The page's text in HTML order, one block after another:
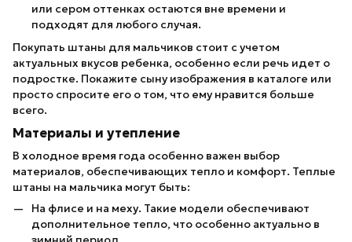
или сером оттенках остаются вне времени и
подходят для любого случая.
Покупать штаны для мальчиков стоит с учетом
актуальных вкусов ребенка, особенно если речь идет о
подростке. Покажите сыну изображения в каталоге или
просто спросите его о том, что ему нравится больше
всего.
Материалы и утепление
В холодное время года особенно важен выбор
материалов, обеспечивающих тепло и комфорт. Теплые
штаны на мальчика могут быть:
На флисе и на меху. Такие модели обеспечивают
дополнительное тепло, что особенно актуально в